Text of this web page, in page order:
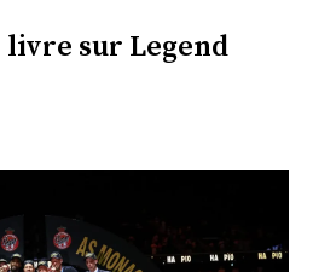
livre sur Legend